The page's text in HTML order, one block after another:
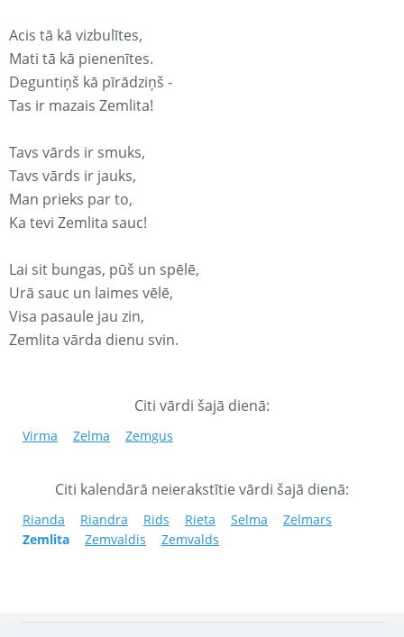
Acis tā kā vizbulītes,
Mati tā kā pienenītes.
Deguntiņš kā pīrādziņš -
Tas ir mazais Zemlita!
Tavs vārds ir smuks,
Tavs vārds ir jauks,
Man prieks par to,
Ka tevi Zemlita sauc!
Lai sit bungas, pūš un spēlē,
Urā sauc un laimes vēlē,
Visa pasaule jau zin,
Zemlita vārda dienu svin.
Citi vārdi šajā dienā:
Virma Zelma Zemgus
Citi kalendārā neierakstītie vārdi šajā dienā:
Rianda Riandra Rids Rieta Selma
Zelmars
Zemlita
Zemvaldis Zemvalds